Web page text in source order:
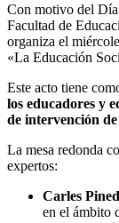
Con motivo del
Facultad de
organiza el
«La Educación
Este acto tiene
los educadores y
de intervención
La mesa redonda
expertos:
Carles
en el ámbito